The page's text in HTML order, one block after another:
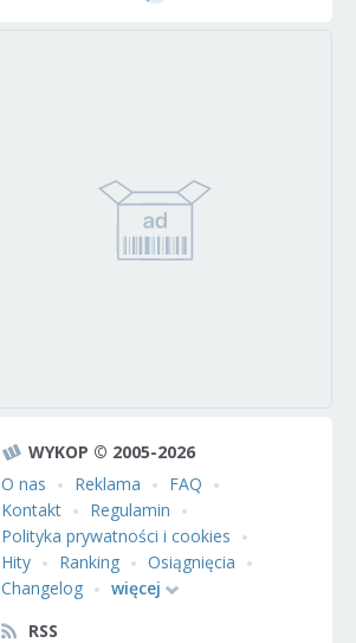
WYKOP © 2005-2026
O nas
Reklama
FAQ
Kontakt
Regulamin
Polityka prywatności i cookies
Hity
Ranking
Osiągnięcia
Changelog
więcej
RSS